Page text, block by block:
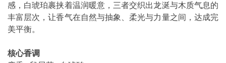
感，白琥珀裹挟着温润暖意，三者交织出龙涎与木质气息的
丰富层次，让香气在自然与抽象、柔光与力量之间，达成完
美平衡。
核心香调